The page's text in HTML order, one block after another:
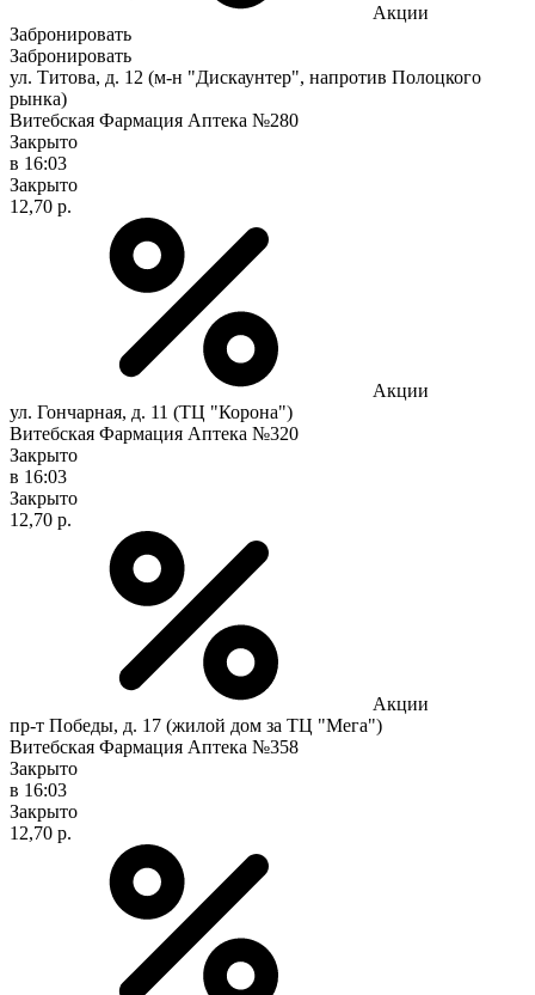
Акции
Забронировать
Забронировать
ул. Титова, д. 12 (м-н "Дискаунтер", напротив Полоцкого
рынка)
Витебская Фармация Аптека №280
Закрыто
в 16:03
Закрыто
12,70 р.
Акции
ул. Гончарная, д. 11 (ТЦ "Корона")
Витебская Фармация Аптека №320
Закрыто
в 16:03
Закрыто
12,70 р.
Акции
пр-т Победы, д. 17 (жилой дом за ТЦ "Мега")
Витебская Фармация Аптека №358
Закрыто
в 16:03
Закрыто
12,70 р.